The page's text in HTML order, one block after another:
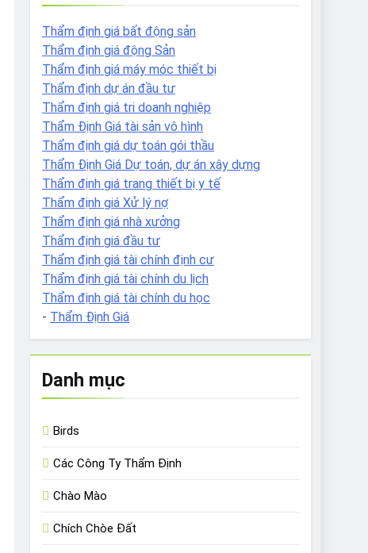
Thẩm định giá bất động sản
Thẩm định giá động Sản
Thẩm định giá máy móc thiết bị
Thẩm định dự án đầu tư
Thẩm định giá tri doanh nghiệp
Thẩm Định Giá tài sản vô hình
Thẩm định giá dự toán gói thầu
Thẩm Định Giá Dự toán, dự án xây dựng
Thẩm định giá trang thiết bị y tế
Thẩm định giá Xử lý nợ
Thẩm định giá nhà xưởng
Thẩm định giá đầu tư
Thẩm định giá tài chính định cư
Thẩm định giá tài chính du lịch
Thẩm định giá tài chính du học
- Thẩm Định Giá
Danh mục
Birds
Các Công Ty Thẩm Định
Chào Mào
Chích Chòe Đất